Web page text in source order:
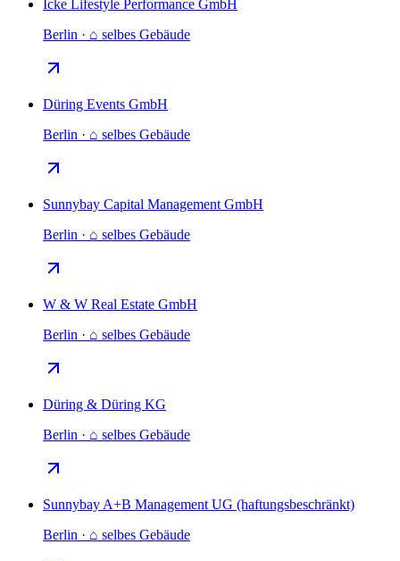
Icke Lifestyle Performance GmbH
Berlin · ⌂ selbes Gebäude
Düring Events GmbH
Berlin · ⌂ selbes Gebäude
Sunnybay Capital Management GmbH
Berlin · ⌂ selbes Gebäude
W & W Real Estate GmbH
Berlin · ⌂ selbes Gebäude
Düring & Düring KG
Berlin · ⌂ selbes Gebäude
Sunnybay A+B Management UG (haftungsbeschränkt)
Berlin · ⌂ selbes Gebäude